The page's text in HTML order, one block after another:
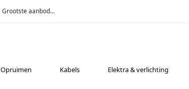
Grootste aanbod...
Opruimen Kabels Elektra & verlichting